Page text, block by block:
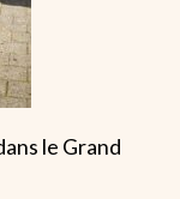
le Grand